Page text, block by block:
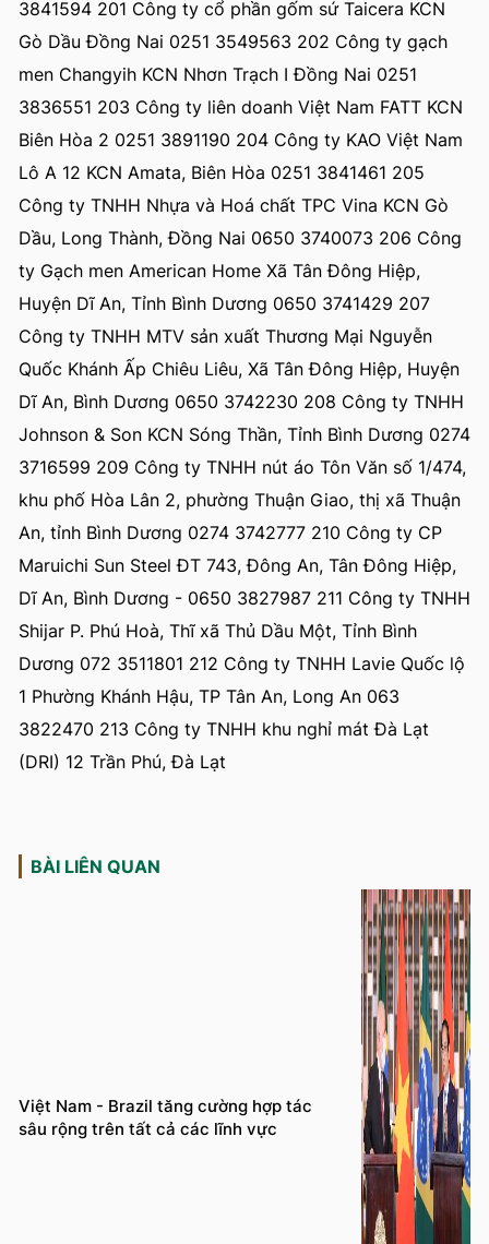
BÀI LIÊN QUAN
Việt Nam - Brazil tăng cường hợp tác
sâu rộng trên tất cả các lĩnh vực